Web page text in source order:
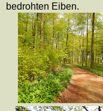
bedrohten Eiben.